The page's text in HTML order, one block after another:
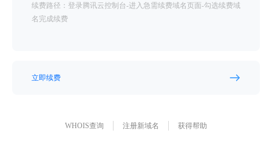
续费路径：登录腾讯云控制台-进入急需续费域名页面-勾选续费域
名完成续费
立即续费
WHOIS查询 注册新域名 获得帮助